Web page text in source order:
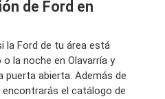
de Ford en
la Ford de tu área está
la noche en Olavarría y
abierta. Además de
el catálogo de